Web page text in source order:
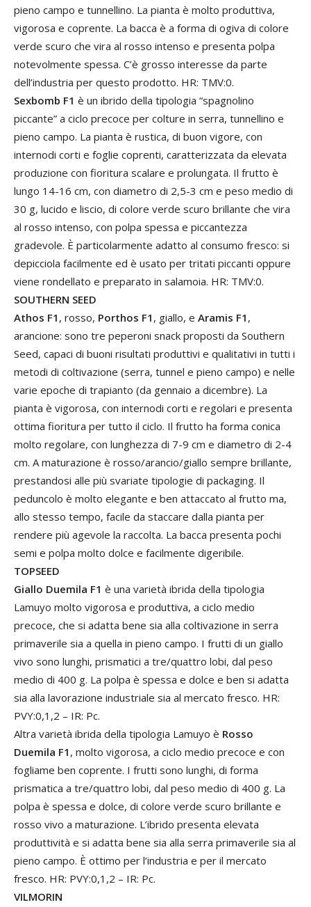
pieno campo e tunnellino. La pianta è molto produttiva,
vigorosa e coprente. La bacca è a forma di ogiva di colore
verde scuro che vira al rosso intenso e presenta polpa
notevolmente spessa. C’è grosso interesse da parte
dell’industria per questo prodotto. HR: TMV:0.
Sexbomb F1 è un ibrido della tipologia “spagnolino
piccante” a ciclo precoce per colture in serra, tunnellino e
pieno campo. La pianta è rustica, di buon vigore, con
internodi corti e foglie coprenti, caratterizzata da elevata
produzione con fioritura scalare e prolungata. Il frutto è
lungo 14-16 cm, con diametro di 2,5-3 cm e peso medio di
30 g, lucido e liscio, di colore verde scuro brillante che vira
al rosso intenso, con polpa spessa e piccantezza
gradevole. È particolarmente adatto al consumo fresco: si
depicciola facilmente ed è usato per tritati piccanti oppure
viene rondellato e preparato in salamoia. HR: TMV:0.
SOUTHERN SEED
Athos F1 , rosso, Porthos F1 , giallo, e Aramis F1 ,
arancione: sono tre peperoni snack proposti da Southern
Seed, capaci di buoni risultati produttivi e qualitativi in tutti i
metodi di coltivazione (serra, tunnel e pieno campo) e nelle
varie epoche di trapianto (da gennaio a dicembre). La
pianta è vigorosa, con internodi corti e regolari e presenta
ottima fioritura per tutto il ciclo. Il frutto ha forma conica
molto regolare, con lunghezza di 7-9 cm e diametro di 2-4
cm. A maturazione è rosso/arancio/giallo sempre brillante,
prestandosi alle più svariate tipologie di packaging. Il
peduncolo è molto elegante e ben attaccato al frutto ma,
allo stesso tempo, facile da staccare dalla pianta per
rendere più agevole la raccolta. La bacca presenta pochi
semi e polpa molto dolce e facilmente digeribile.
TOPSEED
Giallo Duemila F1 è una varietà ibrida della tipologia
Lamuyo molto vigorosa e produttiva, a ciclo medio
precoce, che si adatta bene sia alla coltivazione in serra
primaverile sia a quella in pieno campo. I frutti di un giallo
vivo sono lunghi, prismatici a tre/quattro lobi, dal peso
medio di 400 g. La polpa è spessa e dolce e ben si adatta
sia alla lavorazione industriale sia al mercato fresco. HR:
PVY:0,1,2 – IR: Pc.
Altra varietà ibrida della tipologia Lamuyo è Rosso
Duemila F1 , molto vigorosa, a ciclo medio precoce e con
fogliame ben coprente. I frutti sono lunghi, di forma
prismatica a tre/quattro lobi, dal peso medio di 400 g. La
polpa è spessa e dolce, di colore verde scuro brillante e
rosso vivo a maturazione. L’ibrido presenta elevata
produttività e si adatta bene sia alla serra primaverile sia al
pieno campo. È ottimo per l’industria e per il mercato
fresco. HR: PVY:0,1,2 – IR: Pc.
VILMORIN